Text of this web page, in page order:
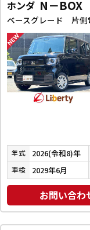
ホンダ N－BOX
年式 2026(令和8)年
車検 2029年6月
お問い合わ